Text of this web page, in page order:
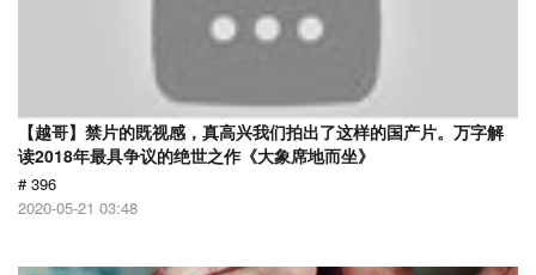
【越哥】禁片的既视感，真高兴我们拍出了这样的国产片。万字解
读2018年最具争议的绝世之作《大象席地而坐》
# 396
2020-05-21 03:48